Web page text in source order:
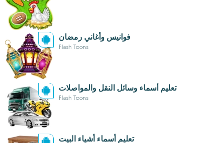
فوانيس وأغاني رمضان
Flash Toons
تعليم أسماء وسائل النقل والمواصلات
Flash Toons
تعليم أسماء أشياء البيت